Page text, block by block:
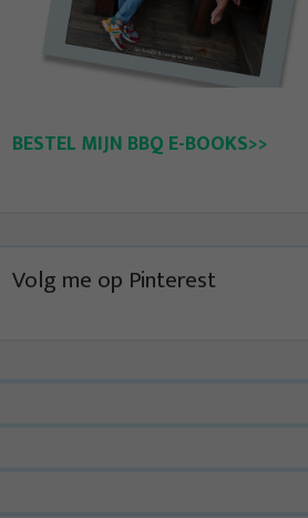
BESTEL MIJN BBQ E-BOOKS>>
Volg me op Pinterest